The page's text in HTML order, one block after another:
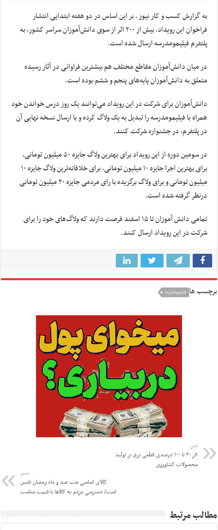
به گزارش کسب و کار نیوز ، بر این اساس در دو هفته ابتدایی انتشار
فراخوان این رویداد، بیش از ۲۰۰ اثر از سوی دانش‌آموزان سراسر کشور، به
پلتفرم فیلیمومدرسه ارسال شده است.
در میان دانش‌آموزان مقاطع مختلف هم بیشترین فراوانی در آثار رسیده
متعلق به دانش‌آموزان پایه‌های پنجم و ششم بوده است.
دانش‌آموزان برای شرکت در این رویداد می‌توانند یک روز درس خواندن خود
همراه با فیلیمومدرسه را تبدیل به یک ولاگ کرده و با ارسال نسخه نهایی آن
در پلتفرم، در جشنواره شرکت کنند.
در سومین دوره از این رویداد برای بهترین ولاگ جایزه ۵۰ میلیون تومانی،
برای بهترین اجرا جایزه ۱۰ میلیون تومانی، برای خلاقانه‌ترین ولاگ جایزه ۱۰
میلیون تومانی و برای ولاگ برگزیده با رای مردمی جایزه ۲۰ میلیون تومانی
درنظر گرفته شده است.
تمامی دانش آموزان تا ۱۵ اسفند فرصت دارند که ولاگ‌های خود را برای
شرکت در این رویداد ارسال کنند.
برچسب ها فیلیمومدرسه
قبلی
اثر ۳۰ تا ۱۰۰ درصدی قطعی برق بر تولید
محصولات کشاورزی
بعدی
کالای اساسی شب عید و ماه رمضان تامین
است/ دسترسی مردم به کالاها با قیمت مناسب
مطالب مرتبط